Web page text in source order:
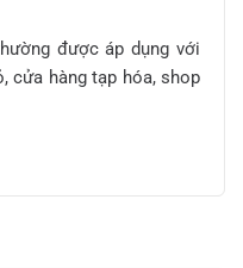
được áp dụng với
cửa hàng tạp hóa, shop